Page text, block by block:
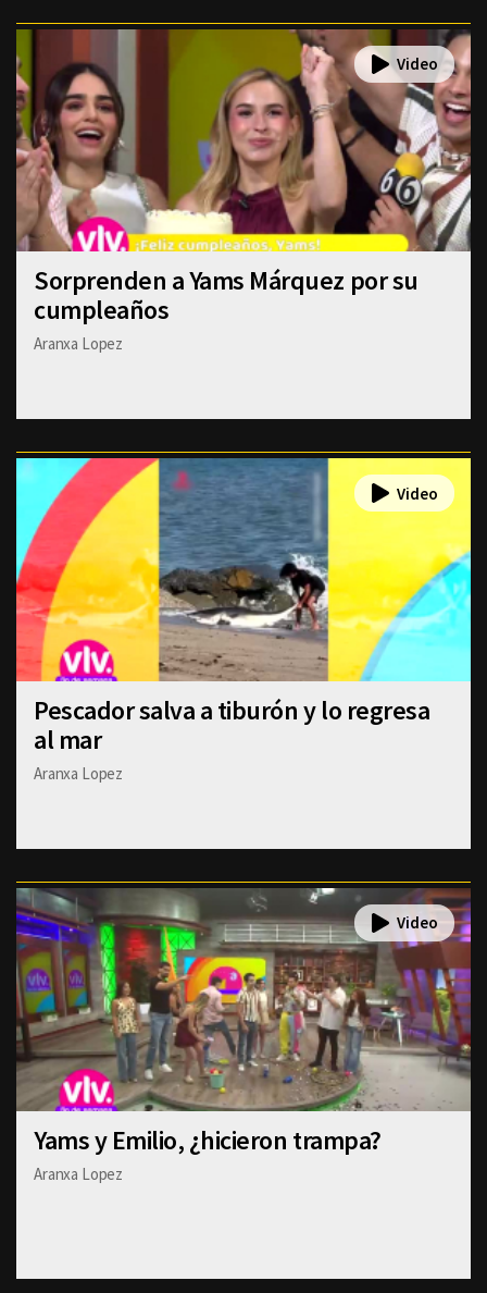
Sorprenden a Yams Márquez por su
cumpleaños
Aranxa Lopez
Pescador salva a tiburón y lo regresa
al mar
Aranxa Lopez
Yams y Emilio, ¿hicieron trampa?
Aranxa Lopez